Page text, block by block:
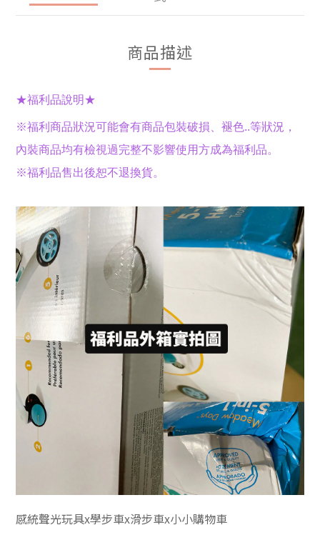
商品描述
★福利品說明★
※福利商品狀況可能會有商品包裝破損、褪色..等狀況，
內裝商品均有檢視過完整不影響使用方成為福利品。
※福利品售出後恕不退換貨。
感統聲光玩具x學步車x滑步車x小小購物車